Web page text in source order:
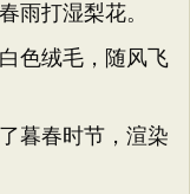
雨打湿梨花。
色绒毛，随风飞
暮春时节，渲染